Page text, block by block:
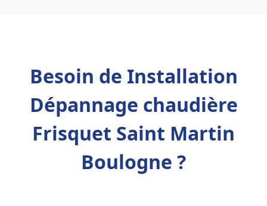
Besoin de Installation
Dépannage chaudière
Frisquet Saint Martin
Boulogne ?